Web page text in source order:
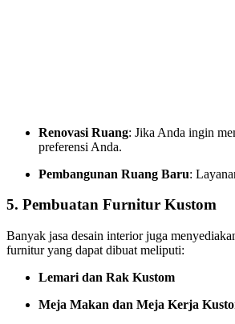
Renovasi Ruang: Jika Anda ingin
preferensi Anda.
Pembangunan Ruang Baru:
5. Pembuatan Furnitur Kustom
Banyak jasa desain interior juga
furnitur yang dapat dibuat meliputi:
Lemari dan Rak Kustom
Meja Makan dan Meja Kerja